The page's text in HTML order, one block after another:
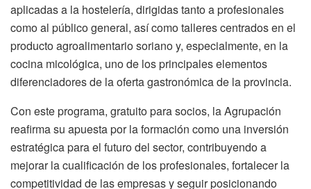
aplicadas a la hostelería, dirigidas tanto a profesionales
como al público general, así como talleres centrados en el
producto agroalimentario soriano y, especialmente, en la
cocina micológica, uno de los principales elementos
diferenciadores de la oferta gastronómica de la provincia.
Con este programa, gratuito para socios, la Agrupación
reafirma su apuesta por la formación como una inversión
estratégica para el futuro del sector, contribuyendo a
mejorar la cualificación de los profesionales, fortalecer la
competitividad de las empresas y seguir posicionando